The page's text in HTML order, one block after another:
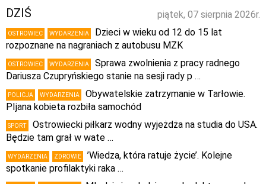
piątek, 07 sierpnia 2026r.
DZIŚ
OSTROWIEC WYDARZENIA
Dzieci w wieku od 12 do 15 lat
rozpoznane na nagraniach z autobusu MZK
OSTROWIEC WYDARZENIA
Sprawa zwolnienia z pracy radnego
Dariusza Czupryńskiego stanie na sesji rady p …
POLICJA WYDARZENIA
Obywatelskie zatrzymanie w Tarłowie.
PIjana kobieta rozbiła samochód
SPORT
Ostrowiecki piłkarz wodny wyjeżdża na studia do USA.
Będzie tam grał w wate …
WYDARZENIA ZDROWIE
’Wiedza, która ratuje życie’. Kolejne
spotkanie profilaktyki raka …